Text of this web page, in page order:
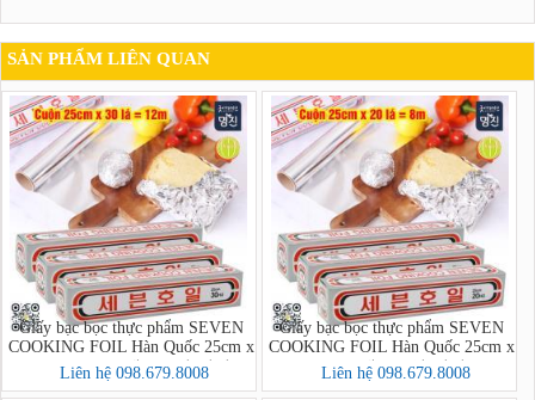
SẢN PHẨM LIÊN QUAN
Giấy bạc bọc thực phẩm SEVEN
COOKING FOIL Hàn Quốc 25cm x
30 lá = 12m - 세븐호일(명진)
25cm x 30호
Liên hệ 098.679.8008
Giấy bạc bọc thực phẩm SEVEN
COOKING FOIL Hàn Quốc 25cm x
20 lá = 8m - 세븐호일(명진) 25cm
x 20호
Liên hệ 098.679.8008